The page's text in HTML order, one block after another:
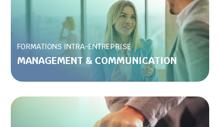
FORMATIONS INTRA-ENTREPRISE
MANAGEMENT & COMMUNICATION